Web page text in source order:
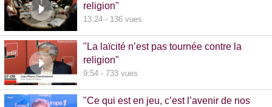
religion"
13:24 - 136 vues
"La laïcité n’est pas tournée contre la
religion"
9:54 - 733 vues
"Ce qui est en jeu, c’est l’avenir de nos